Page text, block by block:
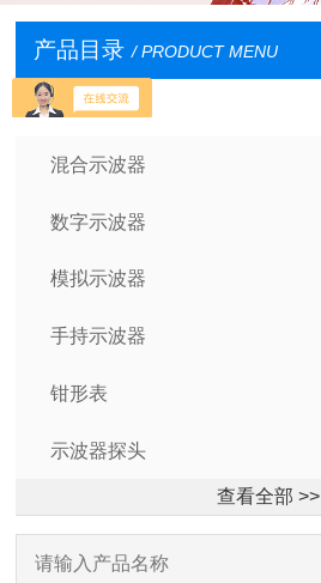
产品目录 / PRODUCT MENU
示波器及探头
混合示波器
数字示波器
模拟示波器
手持示波器
钳形表
示波器探头
查看全部 >>